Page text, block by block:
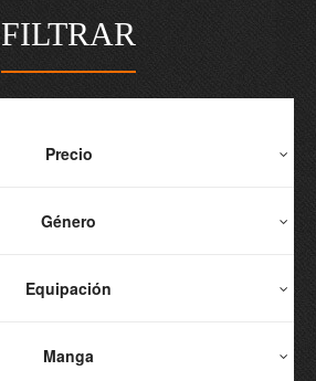
FILTRAR
Precio
Género
Equipación
Manga